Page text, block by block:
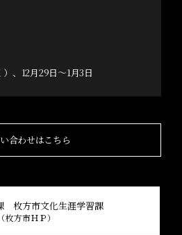
、12月29日～1月3日
合わせはこちら
枚方市文化生涯学習課
（枚方市ＨＰ）